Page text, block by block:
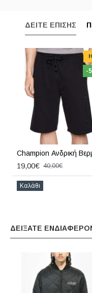
ΔΕΙΤΕ ΕΠΙΣΗΣ
-
19,00€ 40,00€
Καλάθι
ΔΕΙΞΑΤΕ